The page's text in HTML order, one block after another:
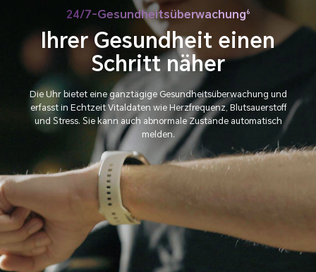
Bereit? Los!
24/7-Gesundheitsüberwachung 6
Ihrer Gesundheit einen
Schritt näher
Die Uhr bietet eine ganztägige Gesundheitsüberwachung und
erfasst in Echtzeit Vitaldaten wie Herzfrequenz, Blutsauerstoff
und Stress. Sie kann auch abnormale Zustände automatisch
melden.